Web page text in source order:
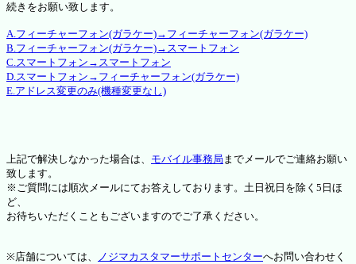
続きをお願い致します。
A.フィーチャーフォン(ガラケー)→フィーチャーフォン(ガラケー)
B.フィーチャーフォン(ガラケー)→スマートフォン
C.スマートフォン→スマートフォン
D.スマートフォン→フィーチャーフォン(ガラケー)
E.アドレス変更のみ(機種変更なし)
上記で解決しなかった場合は、 モバイル事務局 までメールでご連絡お願い
致します。
※ご質問には順次メールにてお答えしております。土日祝日を除く5日ほ
ど、
お待ちいただくこともございますのでご了承ください。
※店舗については、 ノジマカスタマーサポートセンターへお問い合わせく